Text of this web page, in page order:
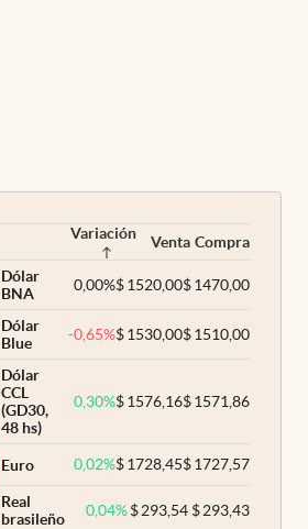
Variación Venta Compra
Dólar
BNA
0,00%$1520,00$1470,00
Dólar
Blue
-0,65%$1530,00$1510,00
Dólar
CCL
(GD30,
48 hs)
0,30%$1576,16$1571,86
Euro 0,02%$1728,45$1727,57
Real
brasileño
0,04% $293,54 $293,43